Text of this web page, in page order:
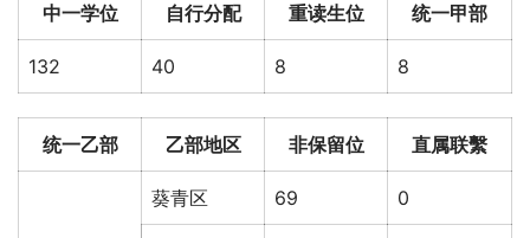
中一学位 自行分配 重读生位 统一甲部
132 40 8 8
统一乙部 乙部地区 非保留位 直属联繫
葵青区 69 0